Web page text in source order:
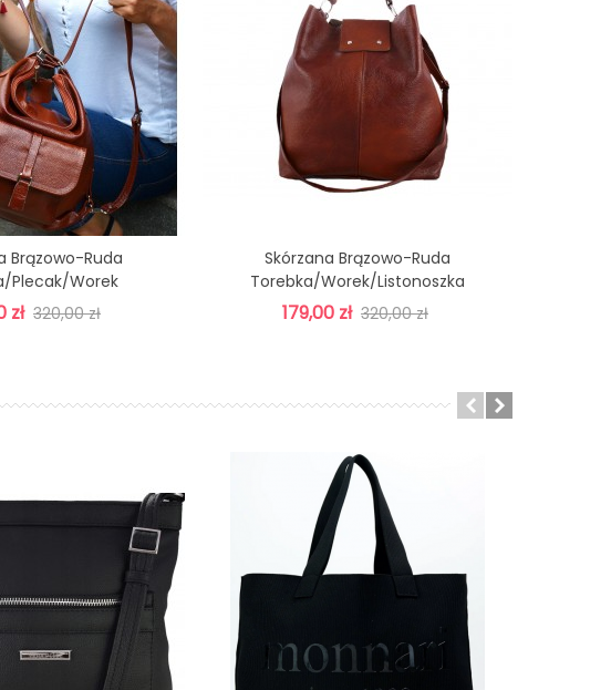
Do Koszyka
Brązowo-Ruda
plecak/worek
zł 320,00 zł
Dodaj Do Koszyka
Skórzana Brązowo-Ruda
Torebka/worek/listonoszka
179,00 zł 320,00 zł